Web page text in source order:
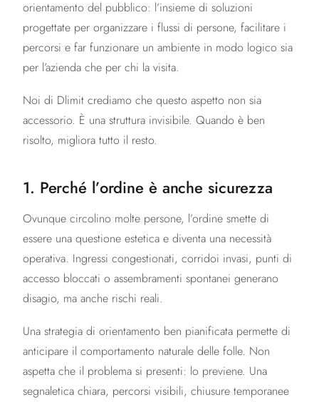
orientamento del pubblico: l’insieme di soluzioni
progettate per organizzare i flussi di persone, facilitare i
percorsi e far funzionare un ambiente in modo logico sia
per l’azienda che per chi la visita.
Noi di Dlimit crediamo che questo aspetto non sia
accessorio. È una struttura invisibile. Quando è ben
risolto, migliora tutto il resto.
1. Perché l’ordine è anche sicurezza
Ovunque circolino molte persone, l’ordine smette di
essere una questione estetica e diventa una necessità
operativa. Ingressi congestionati, corridoi invasi, punti di
accesso bloccati o assembramenti spontanei generano
disagio, ma anche rischi reali.
Una strategia di orientamento ben pianificata permette di
anticipare il comportamento naturale delle folle. Non
aspetta che il problema si presenti: lo previene. Una
segnaletica chiara, percorsi visibili, chiusure temporanee